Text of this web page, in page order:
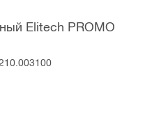
Elitech PROMO